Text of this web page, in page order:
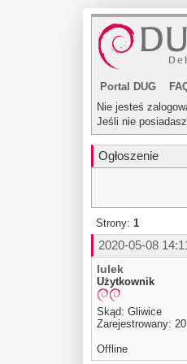
Portal DUG
Nie jesteś
Jeśli nie
Ogłoszenie
Strony: 1
2020-05-08
lulek
Użytkownik
Skąd: Gliwice
Zarejestrowany:
Offline